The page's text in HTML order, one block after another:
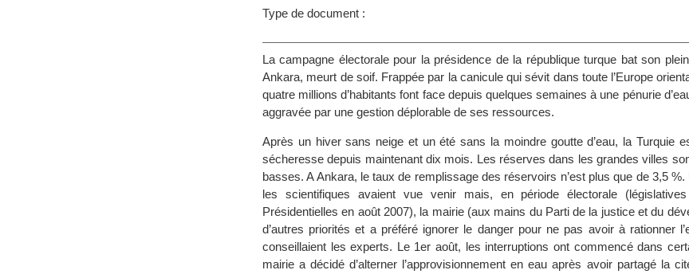
Type de document :
La campagne électorale pour la présidence de la république turque bat son
Ankara, meurt de soif. Frappée par la canicule qui sévit dans toute l’Europe
quatre millions d’habitants font face depuis quelques semaines à une pénurie
aggravée par une gestion déplorable de ses ressources.
Après un hiver sans neige et un été sans la moindre goutte d’eau, la Turquie
sécheresse depuis maintenant dix mois. Les réserves dans les grandes villes
basses. A Ankara, le taux de remplissage des réservoirs n’est plus que de 3,5
les scientifiques avaient vue venir mais, en période électorale
Présidentielles en août 2007), la mairie (aux mains du Parti de la justice et du
d’autres priorités et a préféré ignorer le danger pour ne pas avoir à rationner
conseillaient les experts. Le 1er août, les interruptions ont commencé dans
mairie a décidé d’alterner l’approvisionnement en eau après avoir partagé la